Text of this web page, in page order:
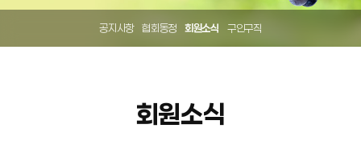
공지사항 협회동정 회원소식 구인구직
회원소식